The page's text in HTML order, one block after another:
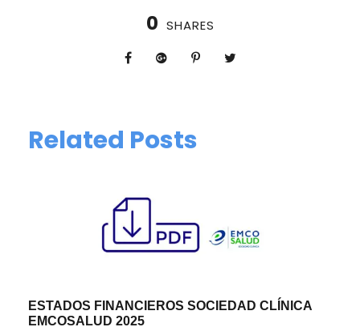
0 SHARES
Related Posts
ESTADOS FINANCIEROS SOCIEDAD CLÍNICA
EMCOSALUD 2025